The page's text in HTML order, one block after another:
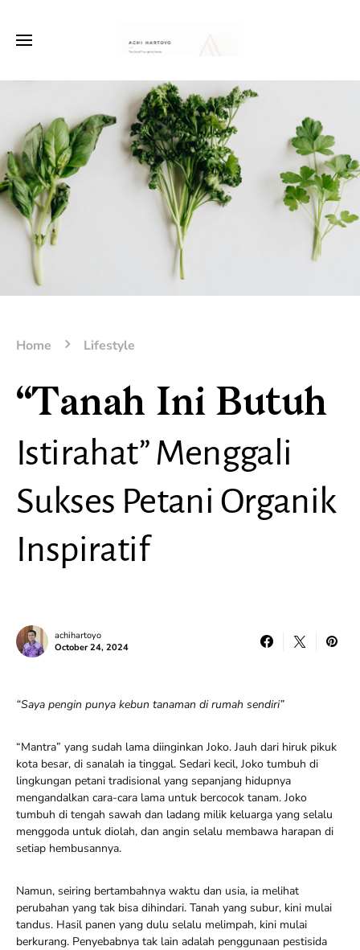
Home Lifestyle
“Tanah Ini Butuh
Istirahat” Menggali
Sukses Petani Organik
Inspiratif
achihartoyo
October 24, 2024
“Saya pengin punya kebun tanaman di rumah sendiri”
“Mantra” yang sudah lama diinginkan Joko. Jauh dari hiruk pikuk
kota besar, di sanalah ia tinggal. Sedari kecil, Joko tumbuh di
lingkungan petani tradisional yang sepanjang hidupnya
mengandalkan cara-cara lama untuk bercocok tanam. Joko
tumbuh di tengah sawah dan ladang milik keluarga yang selalu
menggoda untuk diolah, dan angin selalu membawa harapan di
setiap hembusannya.
Namun, seiring bertambahnya waktu dan usia, ia melihat
perubahan yang tak bisa dihindari. Tanah yang subur, kini mulai
tandus. Hasil panen yang dulu selalu melimpah, kini mulai
berkurang. Penyebabnya tak lain adalah penggunaan pestisida